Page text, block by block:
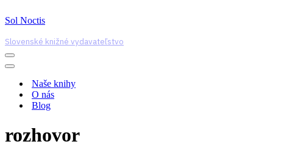
Sol Noctis
Slovenské knižné vydavateľstvo
Menu
navigácie
Menu
navigácieNaše knihy
O nás
Blog
rozhovor